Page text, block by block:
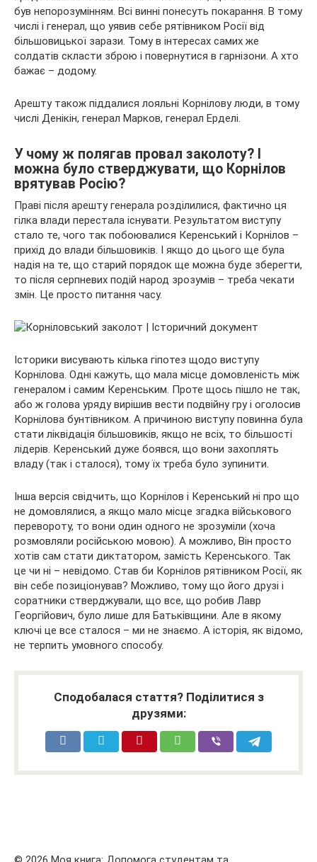
був непорозумінням. Всі винні понесуть покарання. В тому
числі і генерал, що уявив себе рятівником Росії від
більшовицької зарази. Тому в інтересах самих же
солдатів скласти зброю і повернутися в гарнізони. А хто
бажає – додому.
Арешту також піддалися лояльні Корнілову люди, в тому
числі Денікін, генерал Марков, генерал Ерделі.
У чому ж полягав провал заколоту? І
можна було стверджувати, що Корнілов
врятував Росію?
Праві після арешту генерала розділилися, фактично ця
гілка влади перестала існувати. Результатом виступу
стало те, чого так побоювалися Керенський і Корнілов –
прихід до влади більшовиків. І якщо до цього ще була
надія на те, що старий порядок ще можна буде зберегти,
то після серпневих подій народ зрозумів – треба чекати
змін. Це просто питання часу.
Історики висувають кілька гіпотез щодо виступу
Корнілова. Одні кажуть, що мала місце домовленість між
генералом і самим Керенським. Проте щось пішло не так,
або ж голова уряду вирішив вести подвійну гру і оголосив
Корнілова бунтівником. А причиною виступу повинна була
стати ліквідація більшовиків, якщо не всіх, то більшості
лідерів. Керенський дуже боявся, що вони захоплять
владу (так і сталося), тому їх треба було зупинити.
Інша версія свідчить, що Корнілов і Керенський ні про що
не домовлялися, а якщо мало місце згадка військового
перевороту, то вони один одного не зрозуміли (хоча
розмовляли російською мовою). А можливо, Він просто
хотів сам стати диктатором, замість Керенського. Так
це чи ні – невідомо. Став би Корнілов рятівником Росії, як
він себе позиціонував? Можливо, тому що його друзі і
соратники стверджували, що все, що робив Лавр
Георгійович, було лише для Батьківщини. Але в якому
ключі це все сталося – ми не знаємо. А історія, як відомо,
не терпить умовного способу.
Сподобалася стаття? Поділитися з
друзями: